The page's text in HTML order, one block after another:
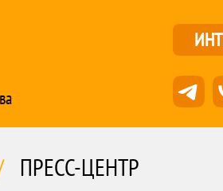
ПРЕСС-ЦЕНТР